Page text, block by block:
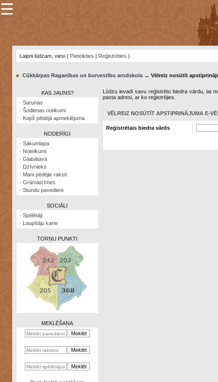
×
Šodienas
notikumi
Visatcera
almanahs
Arhīvs
Zināšanu
kalkulators
☰
Laipni lūdzam, viesi ( Pieteikties | Reģistrēties )
● Cūkkārpas Raganības un burvestību arodskola→ Vēlreiz nosūtīt
KAS JAUNS?
· Sarunas
· Šodienas notikumi
· Kopš pēdējā apmeklējuma
NODERĪGI
· Sākumlapa
· Noteikumi
· Glabātava
· Dzīvnieks
· Mani pēdējie raksti
· Grāmatzīmes
· Stundu pavedieni
SOCIĀLI
· Spēlētāji
· Laupītāju karte
TORŅU PUNKTI
MEKLĒŠANA
Lūdzu ievadi savu reģistrēto biedra vārdu, lai
pasta adresi, ar ko reģistrējies.
VĒLREIZ NOSŪTĪT APSTIPRINĀJUMA E-
Reģistrētais biedra vārds